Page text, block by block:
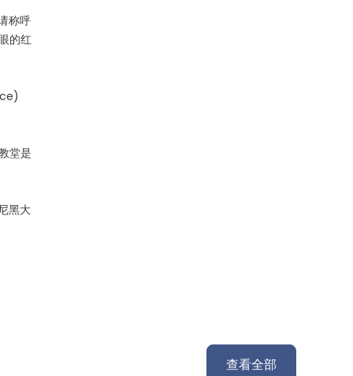
称呼
的红
堂是
黑大
查看全部